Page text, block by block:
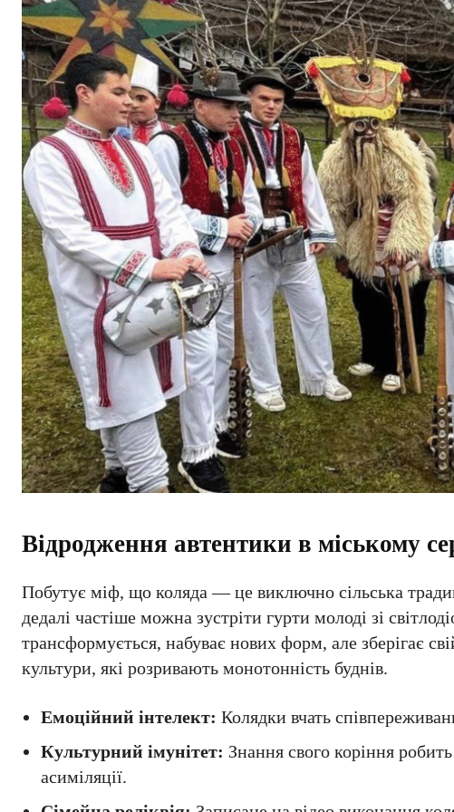
Відродження автентики в міському
Побутує міф, що коляда — це виключно сільська
дедалі частіше можна зустріти гурти молоді зі
трансформується, набуває нових форм, але зберігає
культури, які розривають монотонність буднів.
Емоційний інтелект: Колядки вчать
Культурний імунітет: Знання свого коріння
асиміляції.